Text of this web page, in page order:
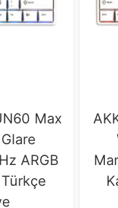
Max
ARGB